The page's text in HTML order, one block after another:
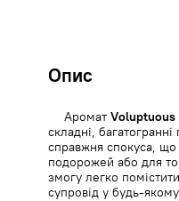
Опис
Аромат
складні,
справжня спокуса, що
подорожей або для
змогу легко
супровід у будь-якому